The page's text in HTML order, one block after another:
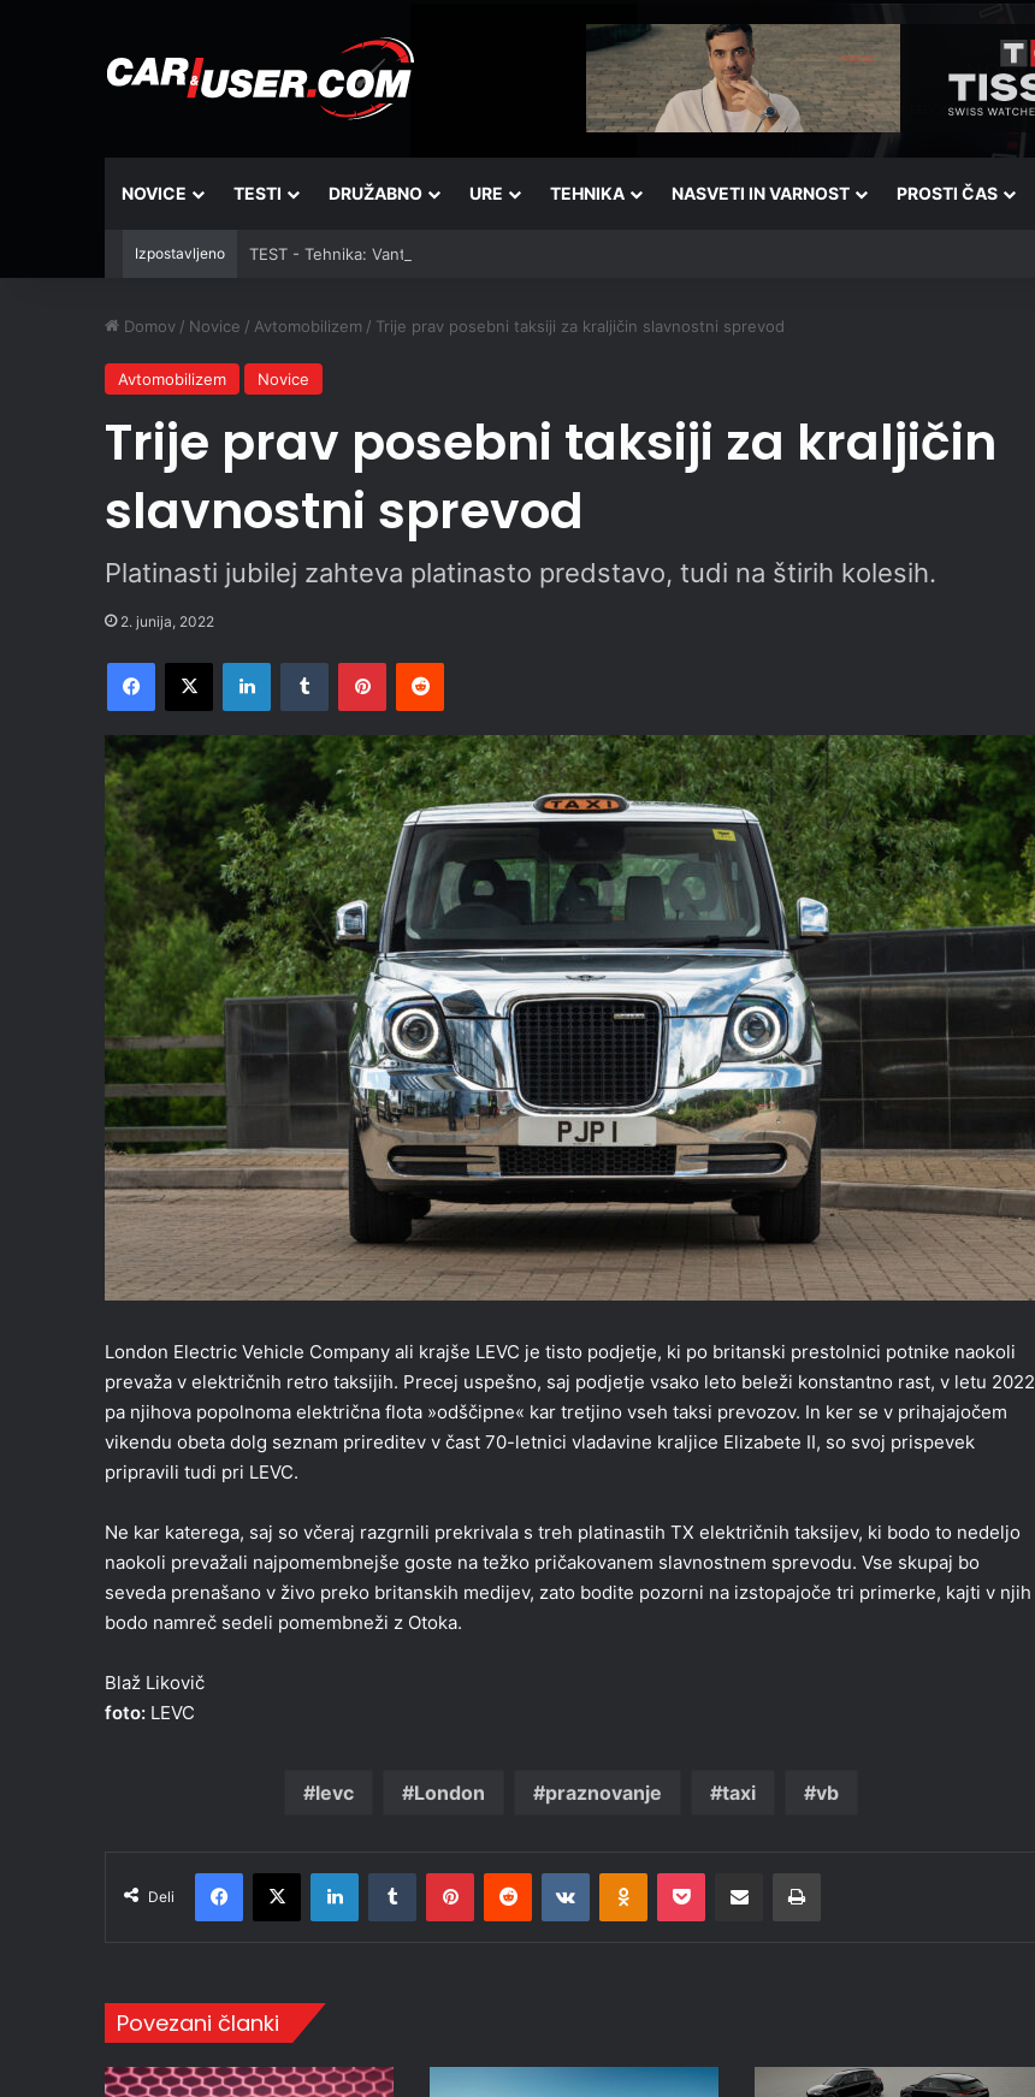
NOVICE TESTI DRUŽABNO URE TEHNIKA NASVETI IN VARNOST PROSTI ČAS
Izpostavljeno TEST - Tehnika: Vantrue JS3
Domov / Novice / Avtomobilizem / Trije prav posebni taksiji za kraljičin slavnostni sprevod
Avtomobilizem Novice
Trije prav posebni taksiji za kraljičin
slavnostni sprevod
Platinasti jubilej zahteva platinasto predstavo, tudi na štirih kolesih.
2. junija, 2022
Facebook
X LinkedInTumblr PinterestReddit
London Electric Vehicle Company ali krajše LEVC je tisto podjetje, ki po britanski prestolnici potnike naokoli
prevaža v električnih retro taksijih. Precej uspešno, saj podjetje vsako leto beleži konstantno rast, v letu 2022
pa njihova popolnoma električna flota »odščipne« kar tretjino vseh taksi prevozov. In ker se v prihajajočem
vikendu obeta dolg seznam prireditev v čast 70-letnici vladavine kraljice Elizabete II, so svoj prispevek
pripravili tudi pri LEVC.
Ne kar katerega, saj so včeraj razgrnili prekrivala s treh platinastih TX električnih taksijev, ki bodo to nedeljo
naokoli prevažali najpomembnejše goste na težko pričakovanem slavnostnem sprevodu. Vse skupaj bo
seveda prenašano v živo preko britanskih medijev, zato bodite pozorni na izstopajoče tri primerke, kajti v njih
bodo namreč sedeli pomembneži z Otoka.
Blaž Likovič
foto: LEVC
levc London praznovanje taxi vb
Deli
Facebook
X LinkedInTumblr PinterestReddit VKontakteOdnoklassniki
Pocket Deli po epošti Natisni
Povezani članki